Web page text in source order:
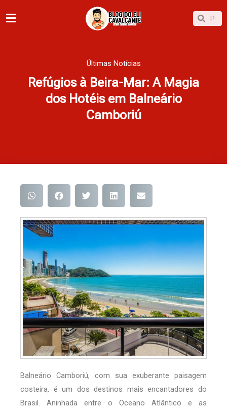
para
Pesquisar
Últimas Notícias
Refúgios à Beira-Mar: A Magia
dos Hotéis em Balneário
Camboriú
Balneário Camboriú, com sua exuberante paisagem
costeira, é um dos destinos mais encantadores do
Brasil. Aninhada entre o Oceano Atlântico e as